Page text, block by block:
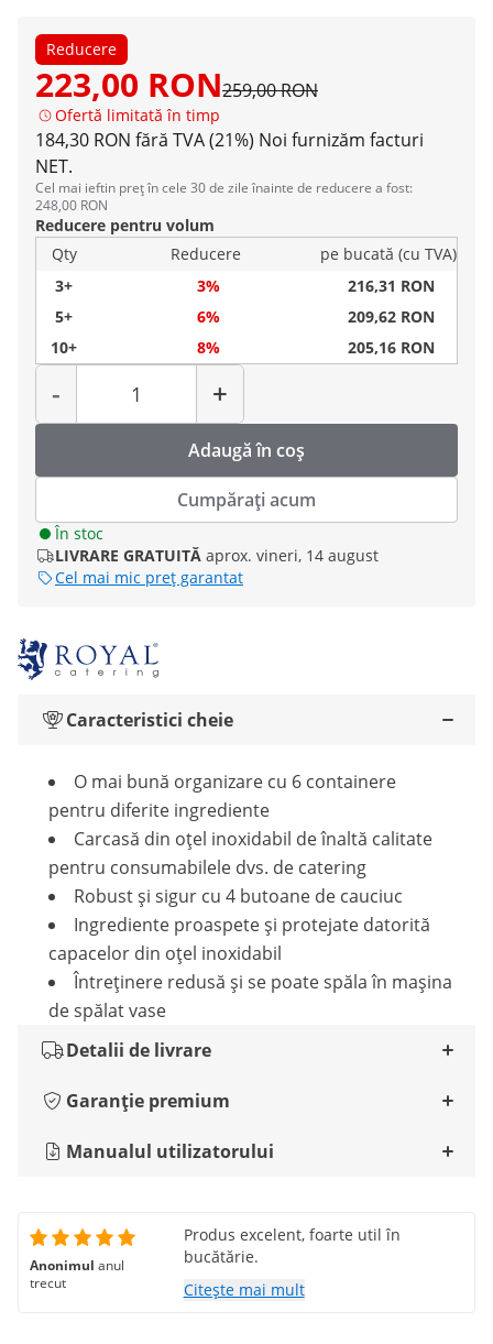
Reducere
223,00 RON259,00 RON
Ofertă limitată în timp
184,30 RON fără TVA (21%) Noi furnizăm facturi
NET.
Cel mai ieftin preț în cele 30 de zile înainte de reducere a fost:
248,00 RON
Reducere pentru volum
Qty
Reducere
pe bucată (cu TVA)
3+
3%
216,31 RON
5+
6%
209,62 RON
10+
8% 205,16 RON
-
Cantitate
+
Adaugă în coș
Cumpărați acum
În stoc
LIVRARE GRATUITĂ aprox. vineri, 14 august
Cel mai mic preț garantat
Caracteristici cheie
O mai bună organizare cu 6 containere
pentru diferite ingrediente
Carcasă din oțel inoxidabil de înaltă calitate
pentru consumabilele dvs. de catering
Robust și sigur cu 4 butoane de cauciuc
Ingrediente proaspete și protejate datorită
capacelor din oțel inoxidabil
Întreținere redusă și se poate spăla în mașina
de spălat vase
Detalii de livrare
Garanție premium
Manualul utilizatorului
Anonimul anul
trecut
Produs excelent, foarte util în
bucătărie.
Citește mai mult